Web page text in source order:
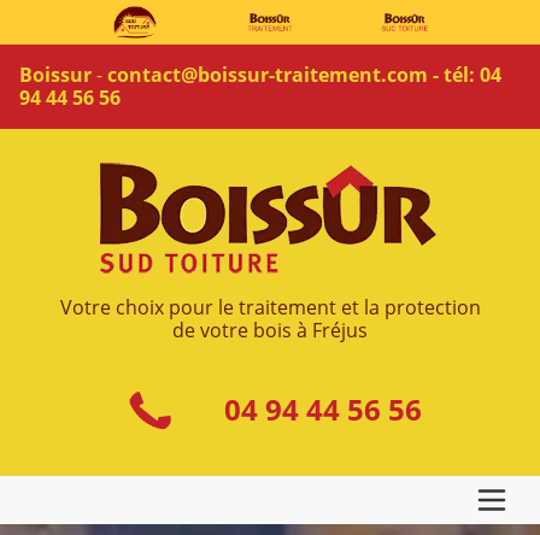
Boissur-contact@boissur-traitement.com -tél: 04
94 44 56 56
Votre choix pour le traitement et la protection
de votre bois à Fréjus
04 94 44 56 56